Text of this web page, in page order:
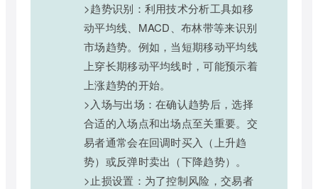
>趋势识别：利用技术分析工具如移
动平均线、MACD、布林带等来识别
市场趋势。例如，当短期移动平均线
上穿长期移动平均线时，可能预示着
上涨趋势的开始。
>入场与出场：在确认趋势后，选择
合适的入场点和出场点至关重要。交
易者通常会在回调时买入（上升趋
势）或反弹时卖出（下降趋势）。
>止损设置：为了控制风险，交易者